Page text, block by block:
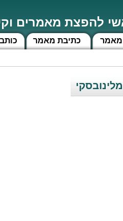
להפצת מאמרים
כתיבת מאמר מאמר